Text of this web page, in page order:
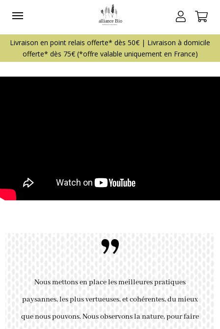
”
Nous mettons en place les meilleures pratiques
paysannes, les plus vertueuses, et cohérentes, du mieux
que nous pouvons. Nous observons la nature, pour faire